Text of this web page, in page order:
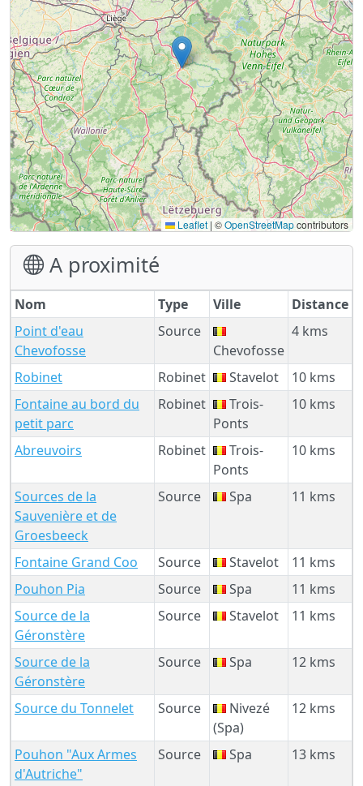
Leaflet | ©OpenStreetMapcontributors
A proximité
Nom Type Ville
Distance
Point d'eau
Chevofosse
Source
Chevofosse
4 kms
Robinet Robinet Stavelot
10 kms
Fontaine au bord du
petit parc
Robinet
Trois-
Ponts
10 kms
Abreuvoirs Robinet
Trois-
Ponts
10 kms
Sources de la
Sauvenière et de
Groesbeeck
Source Spa 11 kms
Fontaine Grand Coo Source Stavelot
11 kms
Pouhon Pia
Source Spa
11 kms
Source de la
Géronstère
Source Stavelot 11 kms
Source de la
Géronstère
Source Spa 12 kms
Source du Tonnelet Source
Nivezé
(Spa)
12 kms
Pouhon "Aux Armes
d'Autriche"
Source Spa 13 kms